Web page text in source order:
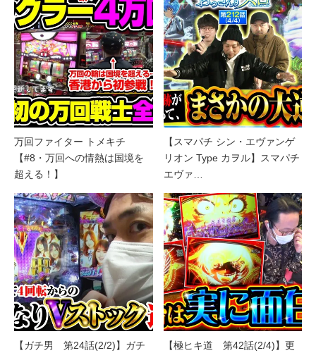
万回ファイター トメキチ
【#8・万回への情熱は国境を
超える！】
【スマパチ シン・エヴァンゲ
リオン Type カヲル】スマパチ
エヴァ…
【ガチ男 第24話(2/2)】ガチ 【極ヒキ道 第42話(2/4)】更